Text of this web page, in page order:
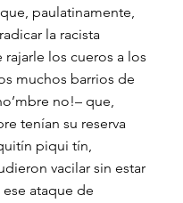
paulatinamente,
la racista
los cueros a los
muchos barrios de
no!– que,
tenían su reserva
piqui tín,
vacilar sin estar
ataque de